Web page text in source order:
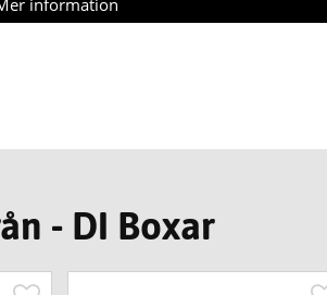
information
- DI Boxar